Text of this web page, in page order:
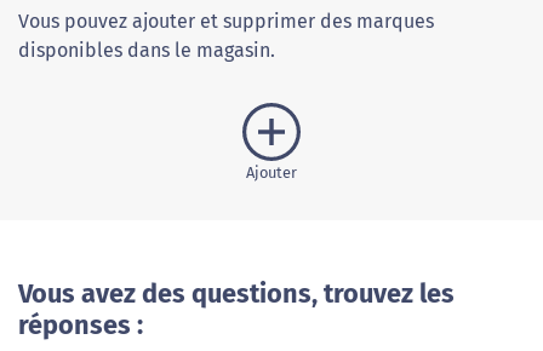
Vous pouvez ajouter et supprimer des marques
disponibles dans le magasin.
Ajouter
Vous avez des questions, trouvez les
réponses :